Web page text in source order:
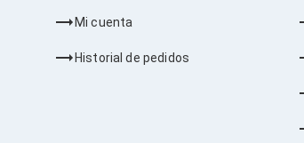
Mi cuenta
Historial de pedidos